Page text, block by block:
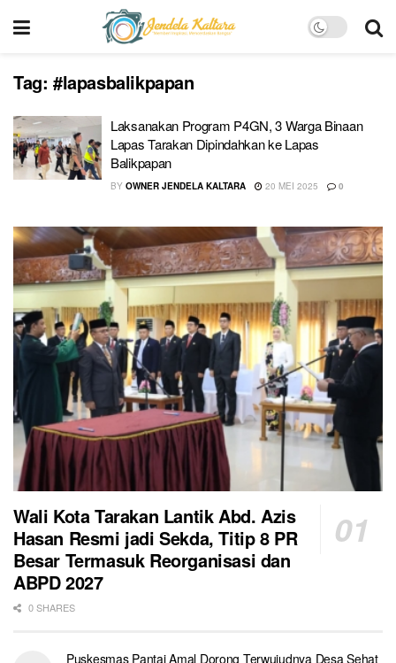
Tag: #lapasbalikpapan
Laksanakan Program P4GN, 3 Warga Binaan
Lapas Tarakan Dipindahkan ke Lapas
Balikpapan
BY OWNER JENDELA KALTARA 20 MEI 2025 0
Wali Kota Tarakan Lantik Abd. Azis
Hasan Resmi jadi Sekda, Titip 8 PR
Besar Termasuk Reorganisasi dan
ABPD 2027
0 SHARES
Puskesmas Pantai Amal Dorong Terwujudnya Desa Sehat